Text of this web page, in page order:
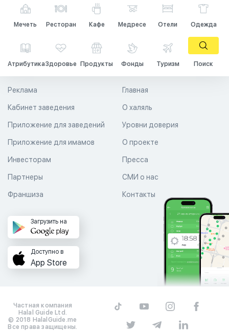
Мечеть Ресторан Кафе Медресе Отели Одежда
АтрибутикаЗдоровье Продукты Фонды Туризм Поиск
Главная
О халяль
Уровни доверия
Реклама
Кабинет заведения
Приложение для заведений
Приложение для имамов О проекте
Пресса
СМИ о нас
Контакты
Инвесторам
Партнеры
Франшиза
Загрузить на
Доступно в
App Store
Частная компания
Halal Guide Ltd.
© 2018 HalalGuide.me
Все права защищены.